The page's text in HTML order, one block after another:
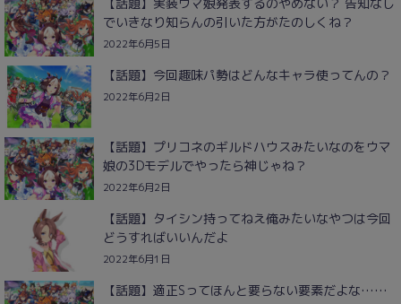
でいきなり知らんの引いた方がたのしくね？
2022年6月5日
【話題】今回趣味パ勢はどんなキャラ使ってんの？
2022年6月2日
【話題】プリコネのギルドハウスみたいなのをウマ
娘の3Dモデルでやったら神じゃね？
2022年6月2日
【話題】タイシン持ってねえ俺みたいなやつは今回
どうすればいいんだよ
2022年6月1日
【話題】適正Sってほんと要らない要素だよな……